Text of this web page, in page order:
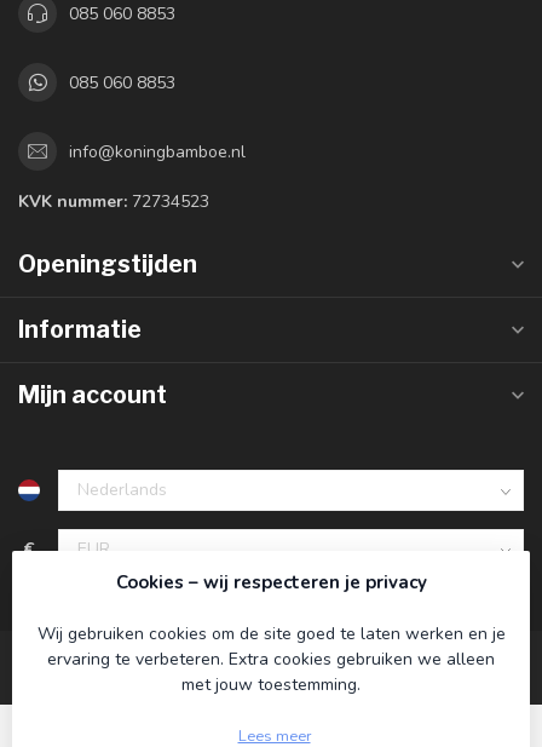
085 060 8853
085 060 8853
info@koningbamboe.nl
KVK nummer: 72734523
Openingstijden
Informatie
Mijn account
€
Cookies – wij respecteren je privacy
Wij gebruiken cookies om de site goed te laten werken en je
ervaring te verbeteren. Extra cookies gebruiken we alleen
met jouw toestemming.
Lees meer